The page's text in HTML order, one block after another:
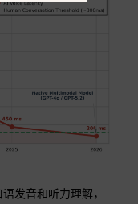
发音和听力理解，